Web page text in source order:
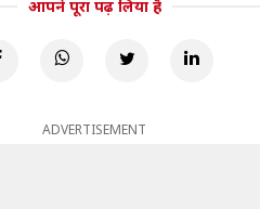
आपने पूरा पढ़ लिया है
ADVERTISEMENT